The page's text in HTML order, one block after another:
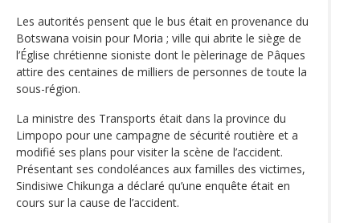
Les autorités pensent que le bus était en provenance du
Botswana voisin pour Moria ; ville qui abrite le siège de
l’Église chrétienne sioniste dont le pèlerinage de Pâques
attire des centaines de milliers de personnes de toute la
sous-région.
La ministre des Transports était dans la province du
Limpopo pour une campagne de sécurité routière et a
modifié ses plans pour visiter la scène de l’accident.
Présentant ses condoléances aux familles des victimes,
Sindisiwe Chikunga a déclaré qu’une enquête était en
cours sur la cause de l’accident.